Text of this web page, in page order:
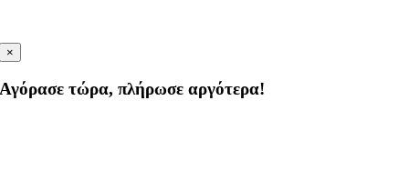
×
Αγόρασε τώρα, πλήρωσε αργότερα!